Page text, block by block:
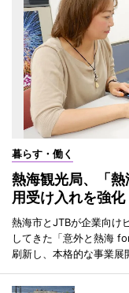
暮らす・働く
熱海観光局、「
用受け入れを強化
熱海市とJTBが企業向け
してきた「意外と熱海
刷新し、本格的な事業展